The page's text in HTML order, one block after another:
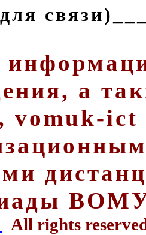
а
vomuk-ict
All rights